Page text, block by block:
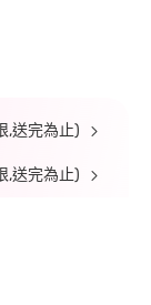
,送完為止)
,送完為止)